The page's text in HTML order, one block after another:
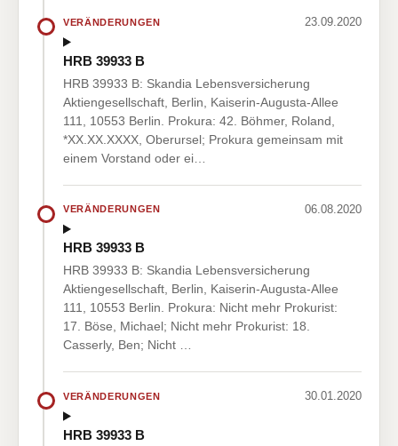
VERÄNDERUNGEN 23.09.2020
HRB 39933 B
HRB 39933 B: Skandia Lebensversicherung
Aktiengesellschaft, Berlin, Kaiserin-Augusta-Allee
111, 10553 Berlin. Prokura: 42. Böhmer, Roland,
*XX.XX.XXXX, Oberursel; Prokura gemeinsam mit
einem Vorstand oder ei…
VERÄNDERUNGEN 06.08.2020
HRB 39933 B
HRB 39933 B: Skandia Lebensversicherung
Aktiengesellschaft, Berlin, Kaiserin-Augusta-Allee
111, 10553 Berlin. Prokura: Nicht mehr Prokurist:
17. Böse, Michael; Nicht mehr Prokurist: 18.
Casserly, Ben; Nicht …
VERÄNDERUNGEN 30.01.2020
HRB 39933 B